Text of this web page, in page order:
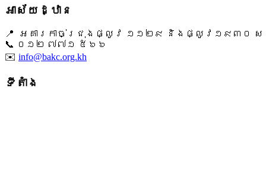
អាស័យដ្ឋាន
📍 អគារកាច់ជ្រុងផ្លូវ ១១២៩ និងផ្លូវ១៩៣០ ស
📞 ​០១២ ៧៧១ ៥៦៦
✉️ info@bakc.org.kh
ទីតាំង